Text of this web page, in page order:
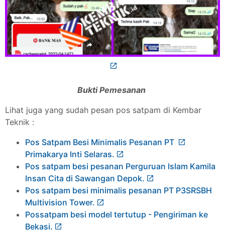
Bukti Pemesanan
Lihat juga yang sudah pesan pos satpam di Kembar
Teknik :
Pos Satpam Besi Minimalis Pesanan PT
Primakarya Inti Selaras.
Pos satpam besi pesanan Perguruan Islam Kamila
Insan Cita di Sawangan Depok.
Pos satpam besi minimalis pesanan PT P3SRSBH
Multivision Tower.
Possatpam besi model tertutup - Pengiriman ke
Bekasi.